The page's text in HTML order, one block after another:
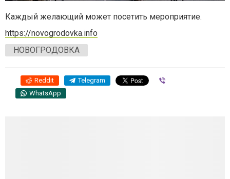
Каждый желающий может посетить мероприятие.
https://novogrodovka.info
НОВОГРОДОВКА
Reddit Telegram
WhatsApp